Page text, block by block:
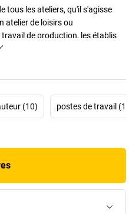
tous les ateliers, qu'il s'agisse
atelier de loisirs ou
de production, les établis
besoins. Qu'il s'agisse d'un
de travailler de manière
(10) postes de travail (1)